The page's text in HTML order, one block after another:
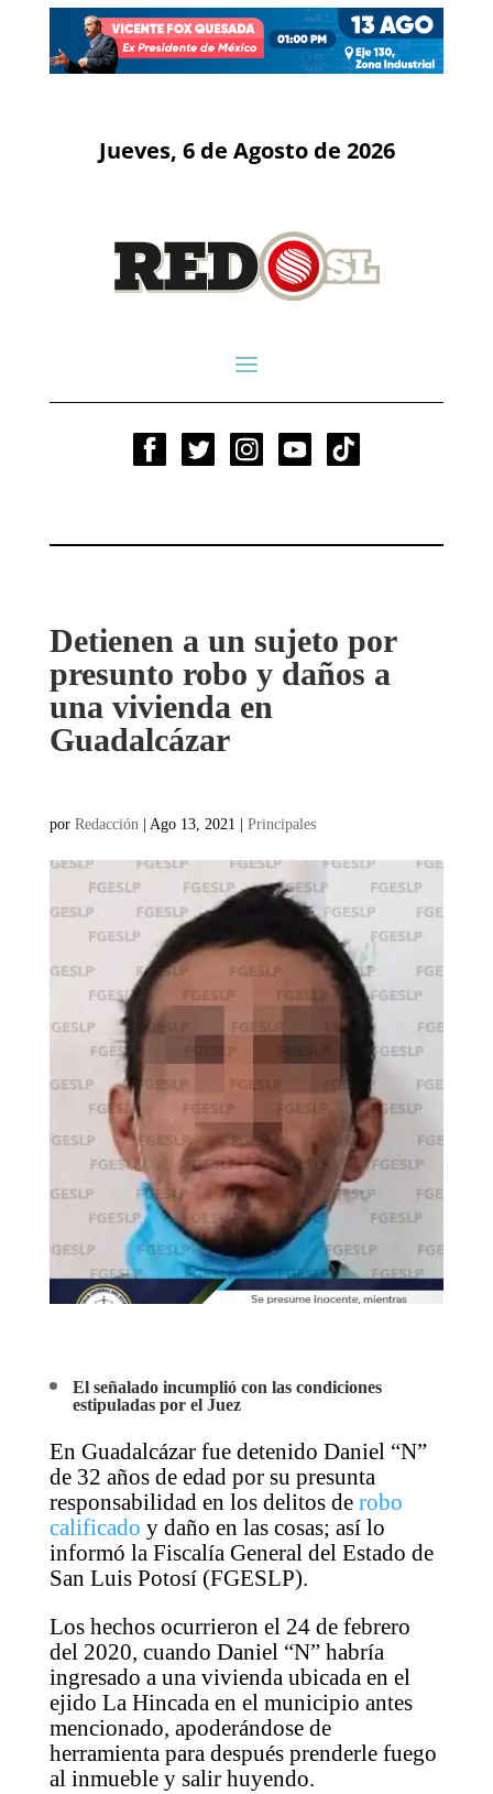
Jueves, 6 de Agosto de 2026
Detienen a un sujeto por
presunto robo y daños a
una vivienda en
Guadalcázar
por Redacción | Ago 13, 2021 | Principales
El señalado incumplió con las condiciones
estipuladas por el Juez
En Guadalcázar fue detenido Daniel “N”
de 32 años de edad por su presunta
responsabilidad en los delitos de robo
calificado y daño en las cosas; así lo
informó la Fiscalía General del Estado de
San Luis Potosí (FGESLP).
Los hechos ocurrieron el 24 de febrero
del 2020, cuando Daniel “N” habría
ingresado a una vivienda ubicada en el
ejido La Hincada en el municipio antes
mencionado, apoderándose de
herramienta para después prenderle fuego
al inmueble y salir huyendo.